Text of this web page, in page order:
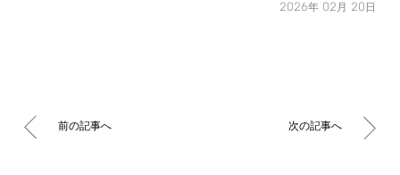
2026年 02 月 20 日
前の記事へ 次の記事へ